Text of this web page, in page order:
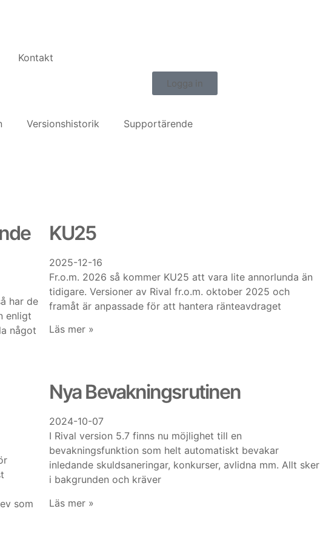
Kontakt
Logga in
Versionshistorik Supportärende
har de
enligt
något
KU25
2025-12-16
Fr.o.m. 2026 så kommer KU25 att vara lite annorlunda än
tidigare. Versioner av Rival fr.o.m. oktober 2025 och
framåt är anpassade för att hantera ränteavdraget
Läs mer »
som
Nya Bevakningsrutinen
2024-10-07
I Rival version 5.7 finns nu möjlighet till en
bevakningsfunktion som helt automatiskt bevakar
inledande skuldsaneringar, konkurser, avlidna mm. Allt sker
i bakgrunden och kräver
Läs mer »